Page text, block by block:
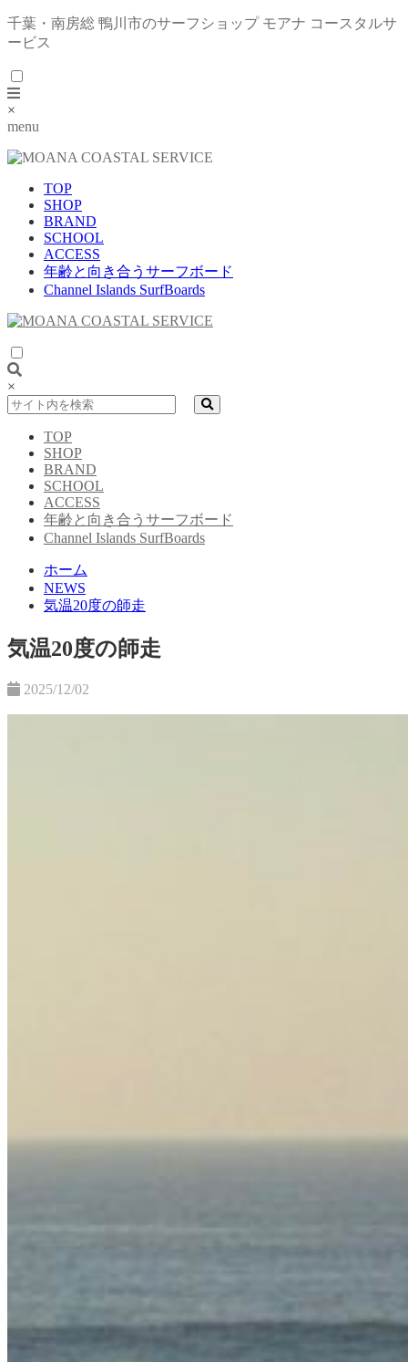
千葉・南房総 鴨川市のサーフショップ モアナ コースタルサ
ービス
×
menu
TOP
SHOP
BRAND
SCHOOL
ACCESS
年齢と向き合うサーフボード
Channel Islands SurfBoards
×
TOP
SHOP
BRAND
SCHOOL
ACCESS
年齢と向き合うサーフボード
Channel Islands SurfBoards
ホーム
NEWS
気温20度の師走
気温20度の師走
2025/12/02